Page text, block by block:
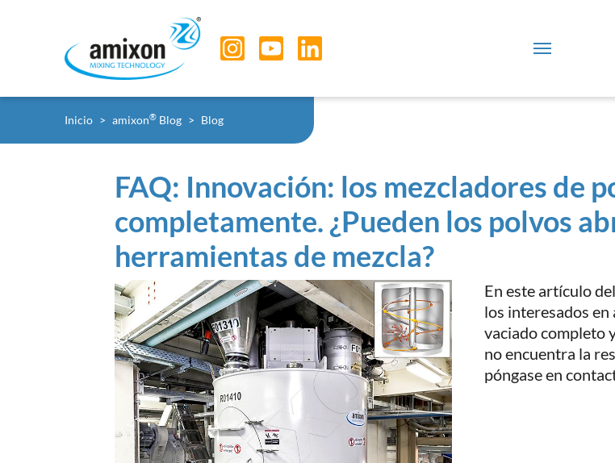
You are here:
Inicio amixon® Blog Blog
FAQ: Innovación: los mezcladores de
completamente. ¿Pueden los polvos
herramientas de mezcla?
En este artículo
los interesados en
vaciado completo
no encuentra la
póngase en